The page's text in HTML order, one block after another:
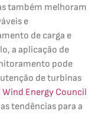
também melhoram
e
de carga e
a aplicação de
pode
de turbinas
Wind Energy Council
tendências para a